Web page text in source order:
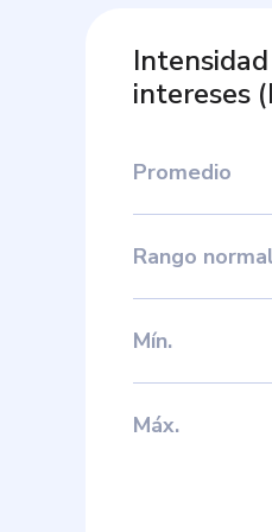
intereses (
Promedio
Rango
Mín.
Máx.